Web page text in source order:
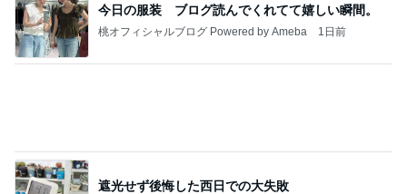
今日の服装 ブログ読んでくれてて嬉しい瞬間。
桃オフィシャルブログ Powered by Ameba 1日前
遮光せず後悔した西日での大失敗